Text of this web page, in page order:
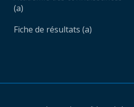
(a)
Fiche de résultats (a)